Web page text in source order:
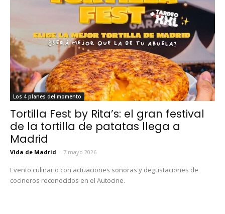
Los 4 planes del momento
Tortilla Fest by Rita’s: el gran festival
de la tortilla de patatas llega a
Madrid
Vida de Madrid - 7 mayo 2026
Evento culinario con actuaciones sonoras y degustaciones de
cocineros reconocidos en el Autocine.